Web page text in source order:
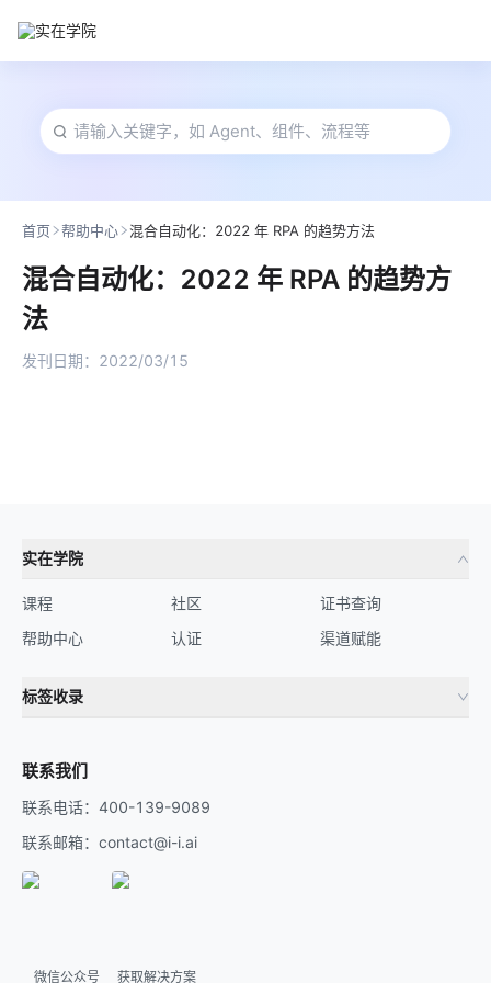
首页 帮助中心 混合自动化：2022 年 RPA 的趋势方法
混合自动化：2022 年 RPA 的趋势方
法
发刊日期： 2022/03/15
实在学院
课程
帮助中心
社区
认证
证书查询
渠道赋能
标签收录
联系我们
联系电话：400-139-9089
联系邮箱：contact@i-i.ai
微信公众号 获取解决方案